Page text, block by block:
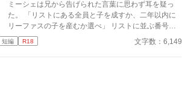
ミーシェは兄から告げられた言葉に思わず耳を疑っ
た。 「リストにある全員と子を成すか、二年以内に
リーファスの子を産むか選べ」 リストに並ぶ番号は
全部で十八もあり、その下には追加される可能性があ
る名前が続いている。これは孕み腹として生きろとい
短編 R18 文字数：6,149